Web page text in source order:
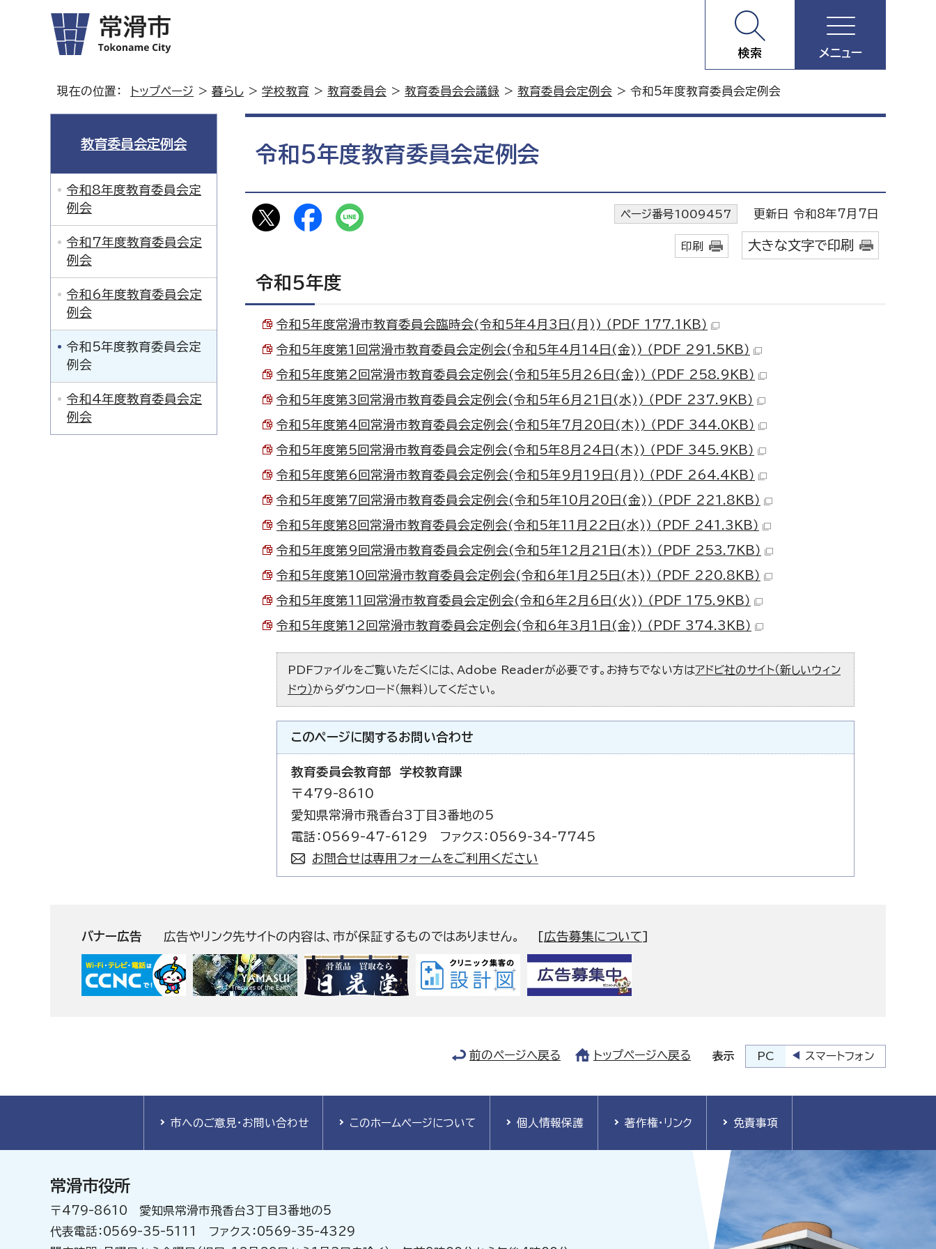
検索 メニュー
現在の位置： トップページ > 暮らし > 学校教育 > 教育委員会 > 教育委員会会議録 > 教育委員会定例会 > 令和5年度教育委員会定例会
令和5年度教育委員会定例会
ページ番号1009457 更新日 令和8年7月7日
印刷 大きな文字で印刷
令和5年度
令和5年度常滑市教育委員会臨時会(令和5年4月3日(月)) （PDF 177.1KB）
令和5年度第1回常滑市教育委員会定例会(令和5年4月14日(金)) （PDF 291.5KB）
令和5年度第2回常滑市教育委員会定例会(令和5年5月26日(金)) （PDF 258.9KB）
令和5年度第3回常滑市教育委員会定例会(令和5年6月21日(水)) （PDF 237.9KB）
令和5年度第4回常滑市教育委員会定例会(令和5年7月20日(木)) （PDF 344.0KB）
令和5年度第5回常滑市教育委員会定例会(令和5年8月24日(木)) （PDF 345.9KB）
令和5年度第6回常滑市教育委員会定例会(令和5年9月19日(月)) （PDF 264.4KB）
令和5年度第7回常滑市教育委員会定例会(令和5年10月20日(金)) （PDF 221.8KB）
令和5年度第8回常滑市教育委員会定例会(令和5年11月22日(水)) （PDF 241.3KB）
令和5年度第9回常滑市教育委員会定例会(令和5年12月21日(木)) （PDF 253.7KB）
令和5年度第10回常滑市教育委員会定例会(令和6年1月25日(木)) （PDF 220.8KB）
令和5年度第11回常滑市教育委員会定例会(令和6年2月6日(火)) （PDF 175.9KB）
令和5年度第12回常滑市教育委員会定例会(令和6年3月1日(金)) （PDF 374.3KB）
PDFファイルをご覧いただくには、Adobe Readerが必要です。お持ちでない方はアドビ社のサイト（新しいウィン
ドウ）からダウンロード（無料）してください。
このページに関するお問い合わせ
教育委員会教育部 学校教育課
〒479-8610
愛知県常滑市飛香台3丁目3番地の5
電話：0569-47-6129 ファクス：0569-34-7745
お問合せは専用フォームをご利用ください
教育委員会定例会
令和8年度教育委員会定
例会
令和7年度教育委員会定
例会
令和6年度教育委員会定
例会
令和5年度教育委員会定
例会
令和4年度教育委員会定
例会
バナー広告 広告やリンク先サイトの内容は、市が保証するものではありません。 [広告募集について]
前のページへ戻る トップページへ戻る 表示 PC スマートフォン
市へのご意見・お問い合わせ このホームページについて 個人情報保護 著作権・リンク 免責事項
常滑市役所
〒479-8610 愛知県常滑市飛香台3丁目3番地の5
代表電話：0569-35-5111 ファクス：0569-35-4329